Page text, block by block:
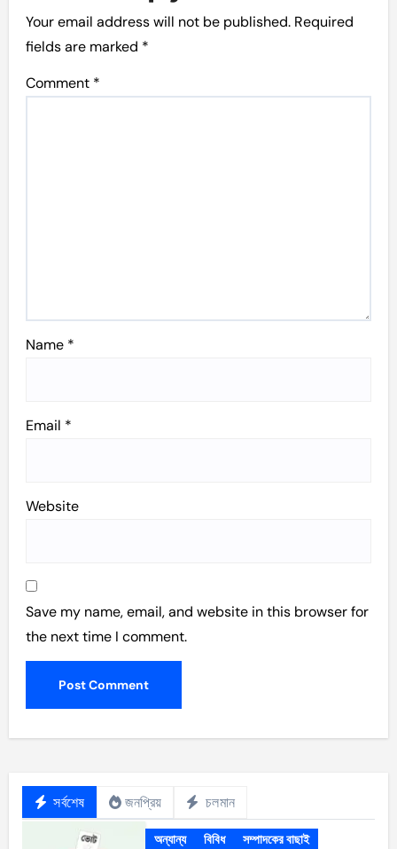
Your email address will not be published. Required
fields are marked *
Comment *
Name *
Email *
Website
Save my name, email, and website in this browser for
the next time I comment.
সর্বশেষ জনপ্রিয় চলমান
অন্যান্য বিবিধ সম্পাদকের বাছাই